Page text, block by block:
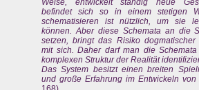
befindet sich so in einem stetigen
schematisieren ist nützlich, um sie
können. Aber diese Schemata an die
setzen, bringt das Risiko dogmatischer
mit sich. Daher darf man die
komplexen Struktur der Realität
Das System besitzt einen breiten
und große Erfahrung im Entwickeln von